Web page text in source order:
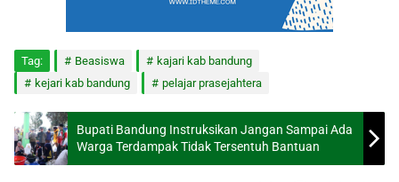
Tag: Beasiswa
kajari kab bandung
kejari kab bandung
pelajar prasejahtera
Bupati Bandung Instruksikan Jangan Sampai Ada
Warga Terdampak Tidak Tersentuh Bantuan